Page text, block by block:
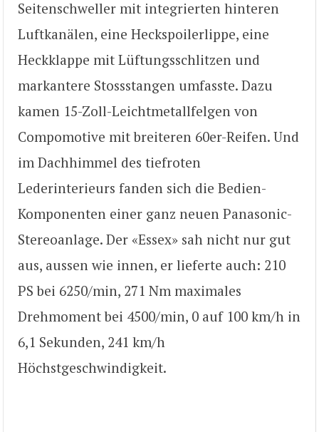
Seitenschweller mit integrierten hinteren
Luftkanälen, eine Heckspoilerlippe, eine
Heckklappe mit Lüftungsschlitzen und
markantere Stossstangen umfasste. Dazu
kamen 15-Zoll-Leichtmetallfelgen von
Compomotive mit breiteren 60er-Reifen. Und
im Dachhimmel des tiefroten
Lederinterieurs fanden sich die Bedien-
Komponenten einer ganz neuen Panasonic-
Stereoanlage. Der «Essex» sah nicht nur gut
aus, aussen wie innen, er lieferte auch: 210
PS bei 6250/min, 271 Nm maximales
Drehmoment bei 4500/min, 0 auf 100 km/h in
6,1 Sekunden, 241 km/h
Höchstgeschwindigkeit.